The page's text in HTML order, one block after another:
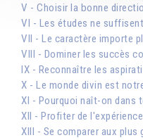
V - Choisir la bonne
VI - Les études ne
VII - Le caractère importe
VIII - Dominer les succès
IX - Reconnaître les
X - Le monde divin est
XI - Pourquoi naît-on dans
XII - Profiter de
XIII - Se comparer aux plus